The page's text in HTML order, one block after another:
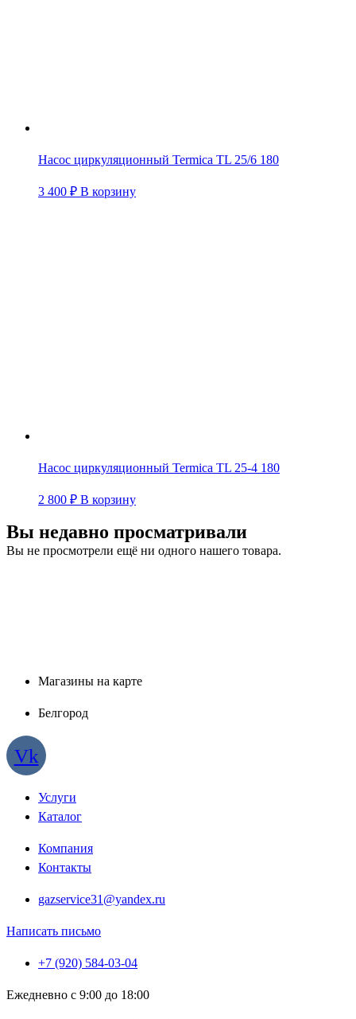
Насос циркуляционный Termica TL 25/6 180
3 400 ₽ В корзину
Насос циркуляционный Termica TL 25-4 180
2 800 ₽ В корзину
Вы недавно просматривали
Вы не просмотрели ещё ни одного нашего товара.
Магазины на карте
Белгород
Vk
Услуги
Каталог
Компания
Контакты
gazservice31@yandex.ru
Написать письмо
+7 (920) 584-03-04
Ежедневно с 9:00 до 18:00